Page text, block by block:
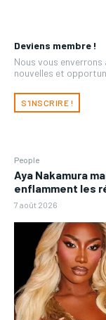
Deviens membre !
Nous vous enverrons
nouvelles et
S'INSCRIRE !
People
Aya Nakamura
enflamment les
7 août 2026